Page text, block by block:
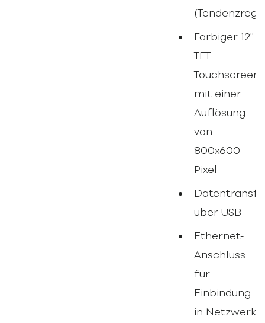
Farbiger 12"
TFT
Touchscreen
mit einer
Auflösung
von
800x600
Pixel
über USB
Ethernet-
Anschluss
für
Einbindung
in Netzwerk